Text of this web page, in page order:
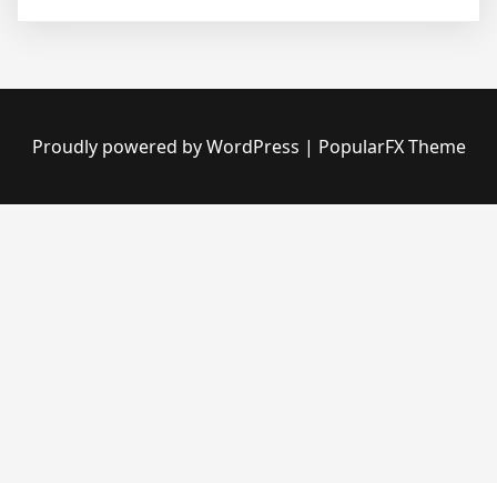
Proudly powered by WordPress | PopularFX Theme